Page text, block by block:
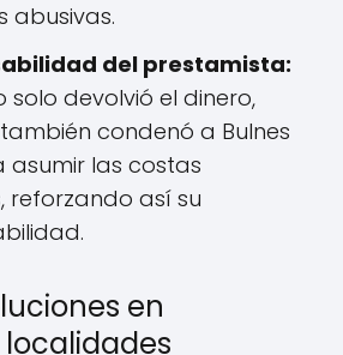
abusivas.
del prestamista:
solo devolvió el dinero,
condenó a Bulnes
asumir las costas
reforzando así su
en